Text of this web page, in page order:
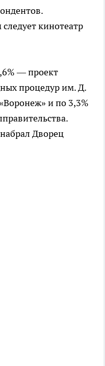
кинотеатр
— проект
процедур им. Д.
и по 3,3%
Дворец